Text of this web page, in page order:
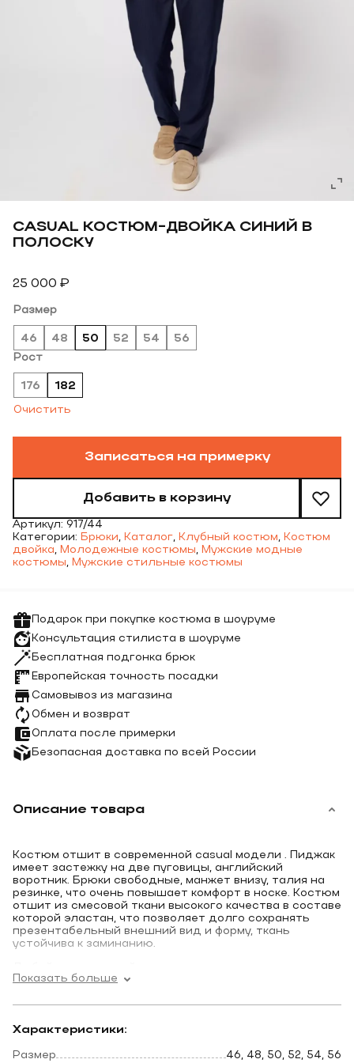
CASUAL КОСТЮМ-ДВОЙКА СИНИЙ В
ПОЛОСКУ
25 000 ₽
Размер
46 48 50 52 54
56
Рост
176
182
Очистить
Записаться на примерку
Добавить в корзину
Артикул: 917/44
Категории: Брюки, Каталог, Клубный костюм, Костюм
двойка, Молодежные костюмы, Мужские модные
костюмы, Мужские стильные костюмы
Подарок при покупке костюма в шоуруме
Консультация стилиста в шоуруме
Бесплатная подгонка брюк
Европейская точность посадки
Самовывоз из магазина
Обмен и возврат
Оплата после примерки
Безопасная доставка по всей России
Описание товара
Костюм отшит в современной casual модели . Пиджак
имеет застежку на две пуговицы, английский
воротник. Брюки свободные, манжет внизу, талия на
резинке, что очень повышает комфорт в носке. Костюм
отшит из смесовой ткани высокого качества в составе
которой эластан, что позволяет долго сохранять
презентабельный внешний вид и форму, ткань
устойчива к заминанию.
и приобрести в нашем магазине. Адрес и схему
контакты.
*Мы отправим понравившийся костюм в любую точку
Показать больше
Характеристики:
Размер
46, 48, 50, 52, 54, 56